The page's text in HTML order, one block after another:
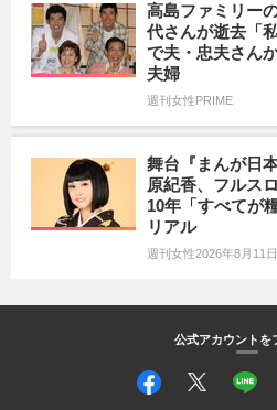
高島ファミリー
代さんが逝去「
で夫・忠夫さん
夫婦
週刊女性PRIME
舞台『まんが日
原紀香、フルス
10年「すべてが
リアル
週刊女性2026年8月11
公式アカウントを